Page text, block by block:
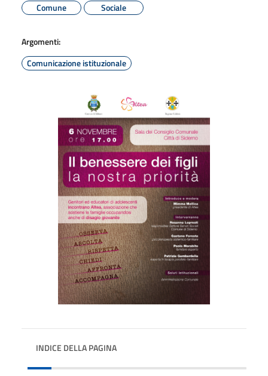
Comune
Sociale
Argomenti:
Comunicazione istituzionale
INDICE DELLA PAGINA